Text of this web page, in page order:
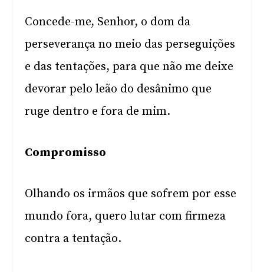
Concede-me, Senhor, o dom da
perseverança no meio das perseguições
e das tentações, para que não me deixe
devorar pelo leão do desânimo que
ruge dentro e fora de mim.
Compromisso
Olhando os irmãos que sofrem por esse
mundo fora, quero lutar com firmeza
contra a tentação.